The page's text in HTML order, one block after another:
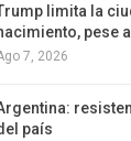
limita la
pese
7, 2026
país